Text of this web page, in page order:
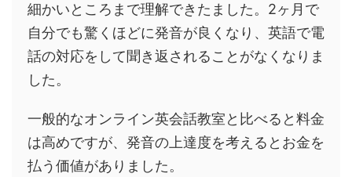
細かいところまで理解できたました。2ヶ月で
自分でも驚くほどに発音が良くなり、英語で電
話の対応をして聞き返されることがなくなりま
した。
一般的なオンライン英会話教室と比べると料金
は高めですが、発音の上達度を考えるとお金を
払う価値がありました。